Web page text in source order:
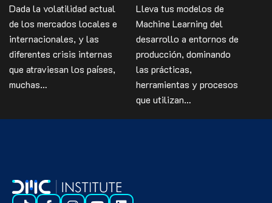
Dada la volatilidad actual
de los mercados locales e
internacionales, y las
diferentes crisis internas
que atraviesan los países,
muchas…
Lleva tus modelos de
Machine Learning del
desarrollo a entornos de
producción, dominando
las prácticas,
herramientas y procesos
que utilizan…